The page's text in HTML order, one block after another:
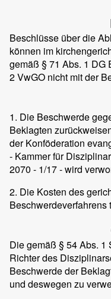
Beschlüsse über die
können im
gemäß § 71 Abs. 1 DG
2 VwGO nicht mit der
1. Die Beschwerde
Beklagten
der Konföderation
- Kammer für
2070 - 1/17 - wird
2. Die Kosten des
Beschwerdeverfahrens
Die gemäß § 54 Abs. 1
Richter des
Beschwerde der
und deswegen zu